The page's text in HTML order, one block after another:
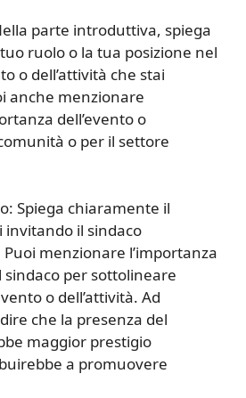
parte introduttiva, spiega
ruolo o la tua posizione nel
o dell’attività che stai
anche menzionare
dell’evento o
o per il settore
Spiega chiaramente il
invitando il sindaco
menzionare l’importanza
sindaco per sottolineare
o dell’attività. Ad
che la presenza del
maggior prestigio
a promuovere